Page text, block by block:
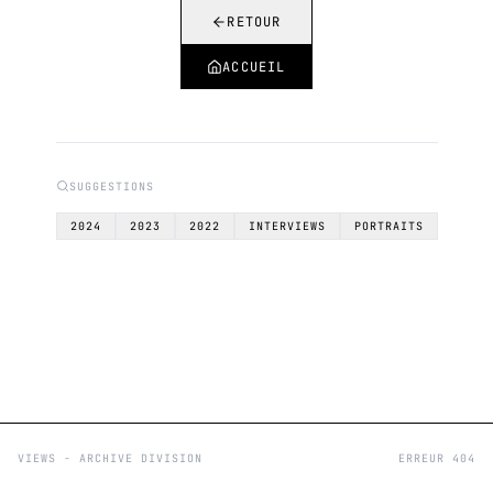
RETOUR
ACCUEIL
SUGGESTIONS
2024 2023 2022 INTERVIEWS PORTRAITS
VIEWS - ARCHIVE DIVISION ERREUR 404